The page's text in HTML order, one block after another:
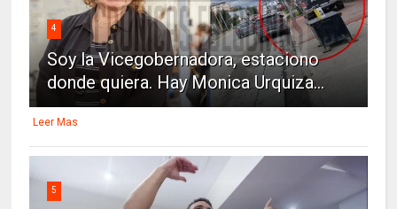
4
Soy la Vicegobernadora, estaciono
donde quiera. Hay Monica Urquiza...
Leer Mas
5